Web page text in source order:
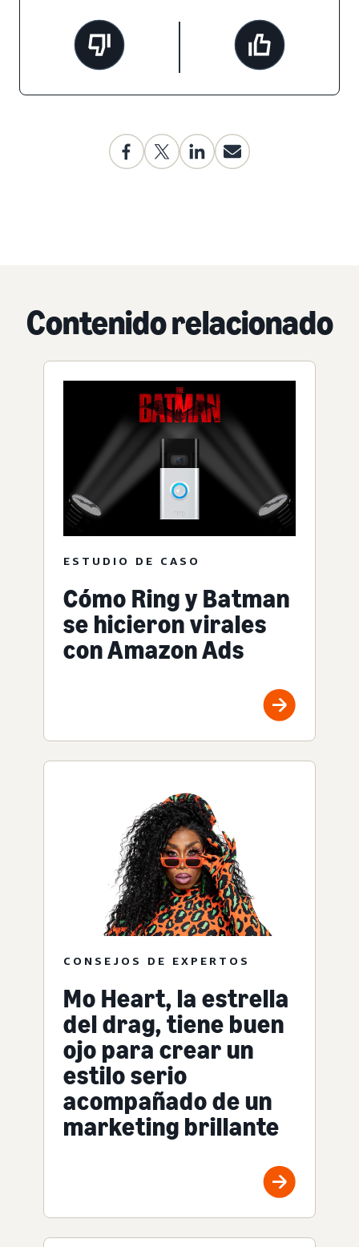
Contenido relacionado
ESTUDIO DE CASO
Cómo Ring y Batman
se hicieron virales
con Amazon Ads
CONSEJOS DE EXPERTOS
Mo Heart, la estrella
del drag, tiene buen
ojo para crear un
estilo serio
acompañado de un
marketing brillante